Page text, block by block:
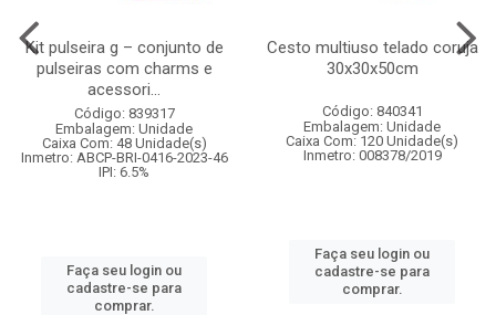
Kit pulseira g – conjunto de
pulseiras com charms e
acessori...
Código: 839317
Embalagem: Unidade
Caixa Com: 48 Unidade(s)
Inmetro: ABCP-BRI-0416-2023-46
IPI: 6.5%
Faça seu login ou
cadastre-se para
comprar.
Cesto multiuso telado coruja
30x30x50cm
Código: 840341
Embalagem: Unidade
Caixa Com: 120 Unidade(s)
Inmetro: 008378/2019
Faça seu login ou
cadastre-se para
comprar.